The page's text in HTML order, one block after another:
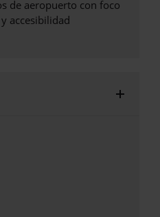
de aeropuerto con foco
accesibilidad